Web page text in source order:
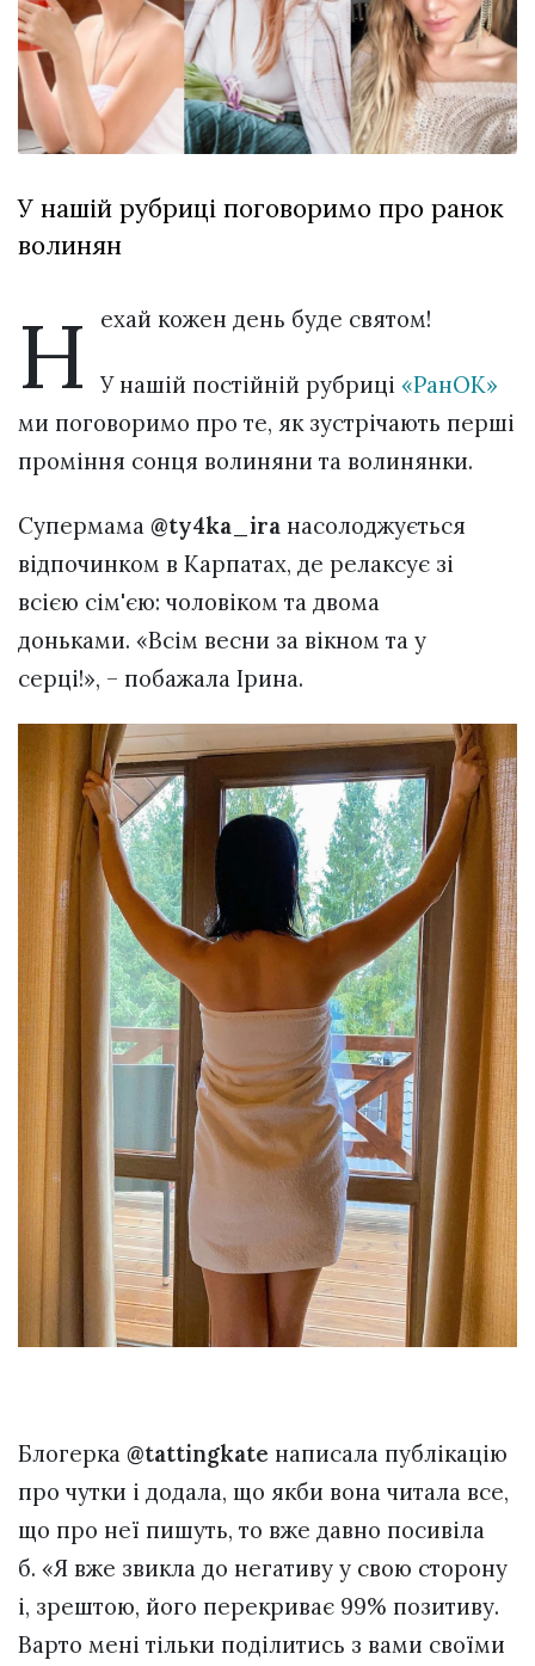
залишив у
Луцьку
три...
27 Липня 2026
693 переглядів
Всі розділи
Лайф
Афіша
Політика конфіденційності
У нашій рубриці поговоримо про ранок
волинян
Н ехай кожен день буде святом!
У нашій постійній рубриці«РанОК»
ми поговоримо про те, як зустрічають перші
проміння сонця волиняни та волинянки.
Супермама @ty4ka_ira насолоджується
відпочинком в Карпатах, де релаксує зі
всією сім'єю: чоловіком та двома
доньками. «Всім весни за вікном та у
серці!», – побажала Ірина.
Блогерка @tattingkate написала публікацію
про чутки і додала, що якби вона читала все,
що про неї пишуть, то вже давно посивіла
б. «Я вже звикла до негативу у свою сторону
і, зрештою, його перекриває 99% позитиву.
Варто мені тільки поділитись з вами своїми